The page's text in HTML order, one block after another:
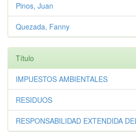
Pinos, Juan
Quezada, Fanny
Título
IMPUESTOS AMBIENTALES
RESIDUOS
RESPONSABILIDAD EXTENDIDA